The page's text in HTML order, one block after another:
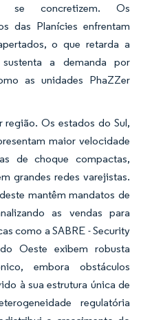
se concretizem. Os
das Planícies enfrentam
o que retarda a
a demanda por
as unidades PhaZZer
Os estados do Sul,
maior velocidade
de choque compactas,
grandes redes varejistas.
mantêm mandatos de
as vendas para
como a SABRE - Security
Oeste exibem robusta
embora obstáculos
à sua estrutura única de
regulatória